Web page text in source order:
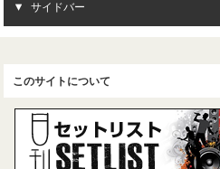
サイドバー
このサイトについて